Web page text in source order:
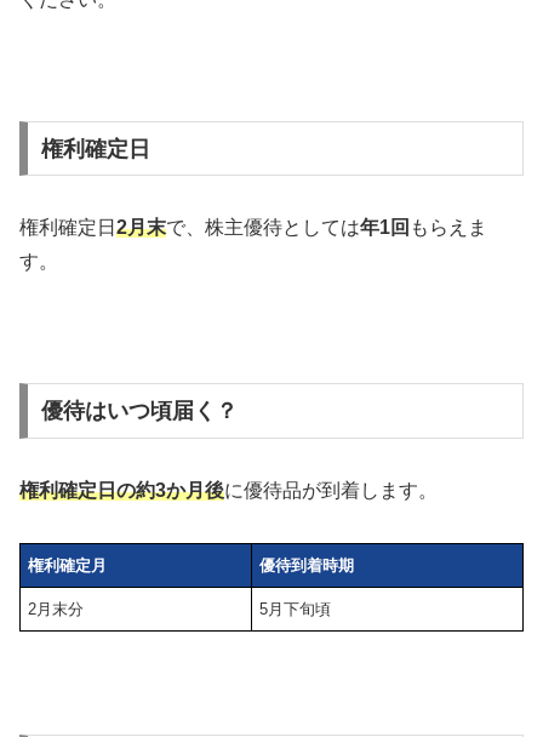
権利確定日
権利確定日 2月末で、株主優待としては年1回 もらえま
す。
優待はいつ頃届く？
権利確定日の約3か月後に優待品が到着します。
権利確定月 優待到着時期
2月末分 5月下旬頃